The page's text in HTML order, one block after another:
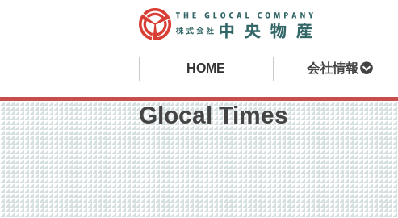
HOME 会社情報
Glocal Times